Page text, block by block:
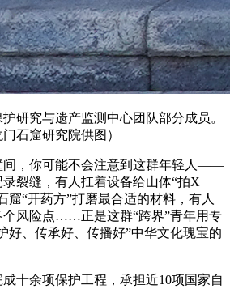
研究与遗产监测中心团队部分成员。
门石窟研究院供图）
间，你可能不会注意到这群年轻人——
裂缝，有人扛着设备给山体“拍X
窟“开药方”打磨最合适的材料，有人
个风险点……正是这群“跨界”青年用专
好、传承好、传播好”中华文化瑰宝的
十余项保护工程，承担近10项国家自